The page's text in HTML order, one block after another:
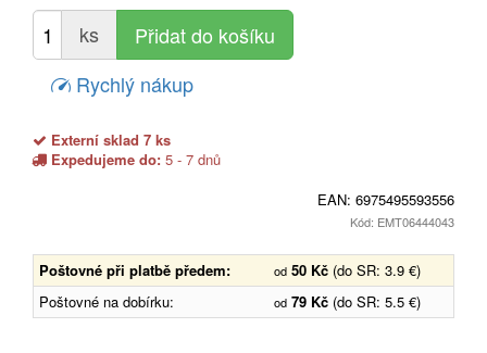
ks
Rychlý nákup
Externí sklad 7 ks
Expedujeme do: 5 - 7 dnů
EAN: 6975495593556
Kód: EMT06444043
Poštovné při platbě předem: od 50 Kč (do SR: 3.9 €)
Poštovné na dobírku:
od 79 Kč (do SR: 5.5 €)